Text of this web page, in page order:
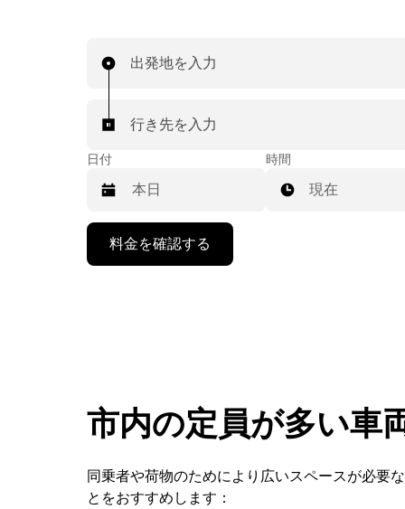
スで、オンデマンドでの急な配車リクエストも可
プで空港送迎の配車を依頼できます。
出発地を入力
行き先を入力
日付
ダ
ー
を
作
し、
時間
現在
料金を確認する
市内の定員が多い車
同乗者や荷物のためにより広いスペースが必要
とをおすすめします：